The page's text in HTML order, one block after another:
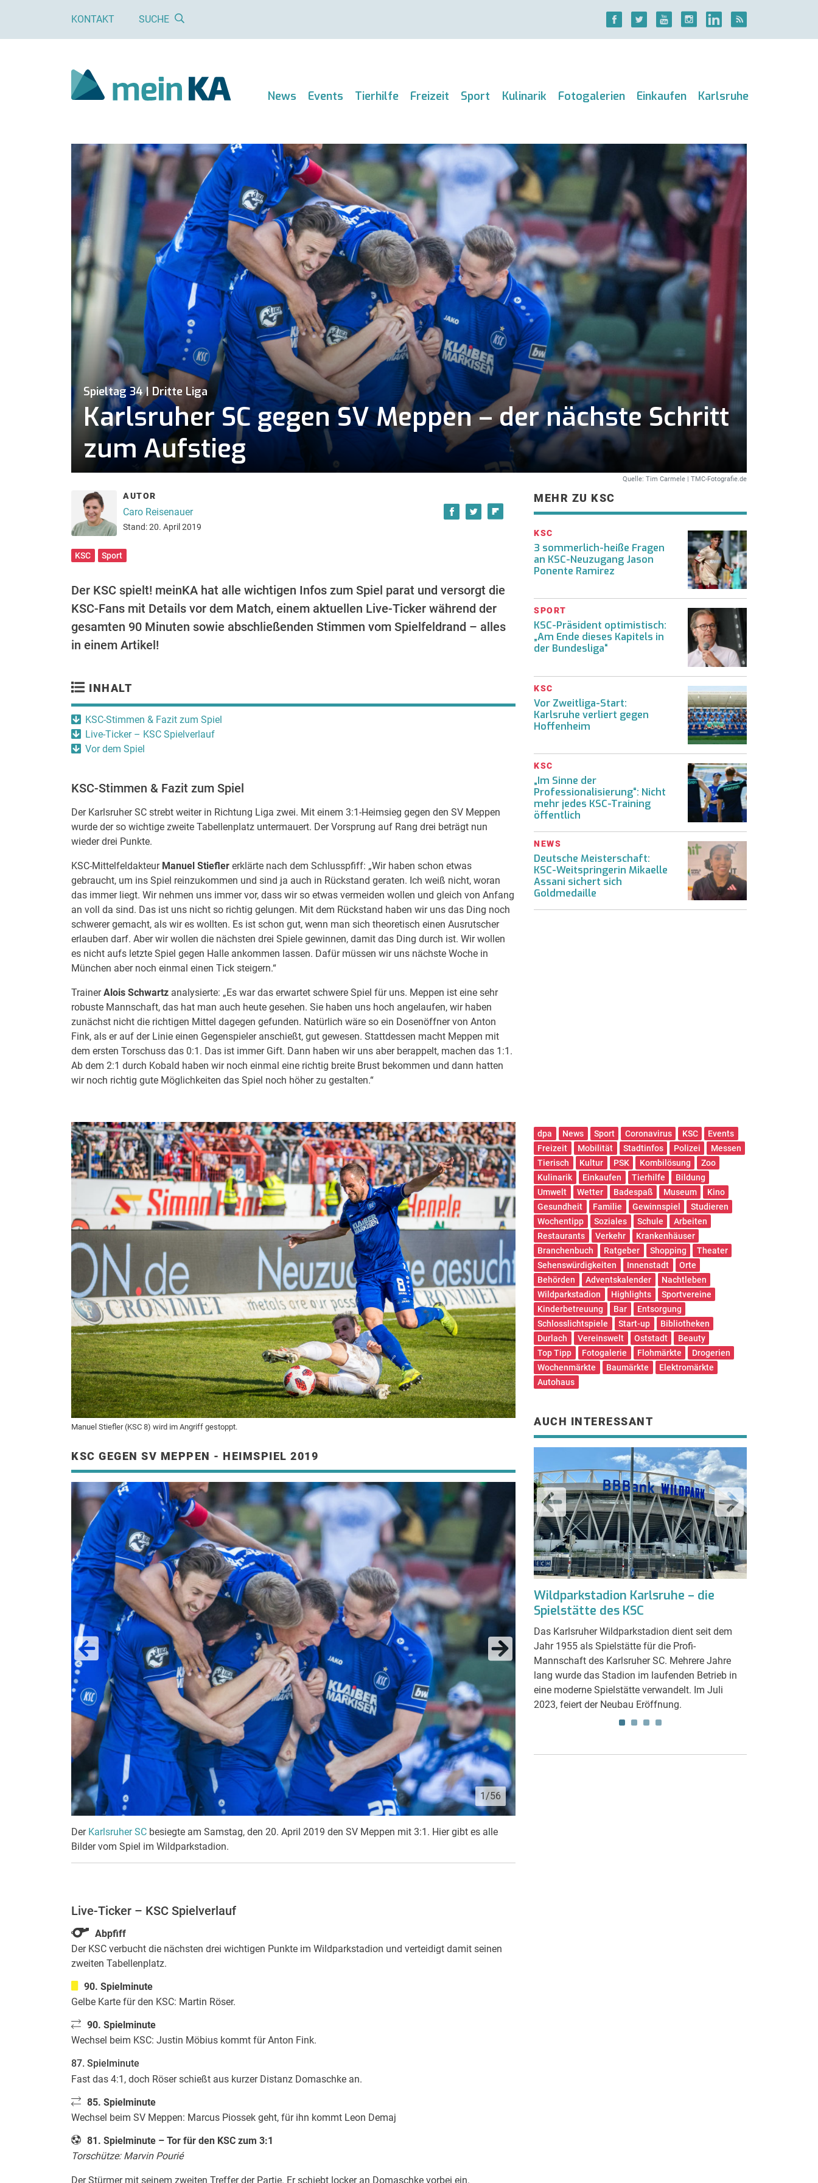
KONTAKT SUCHE
News Events Tierhilfe Freizeit Sport Kulinarik Fotogalerien Einkaufen Karlsruhe
Spieltag 34 | Dritte Liga
Karlsruher SC gegen SV Meppen – der nächste Schritt
zum Aufstieg
Quelle: Tim Carmele | TMC-Fotografie.de
AUTOR
Caro Reisenauer
Stand: 20. April 2019
KSC Sport
Der KSC spielt! meinKA hat alle wichtigen Infos zum Spiel parat und versorgt die
KSC-Fans mit Details vor dem Match, einem aktuellen Live-Ticker während der
gesamten 90 Minuten sowie abschließenden Stimmen vom Spielfeldrand – alles
in einem Artikel!
INHALT
KSC-Stimmen & Fazit zum Spiel
Live-Ticker – KSC Spielverlauf
Vor dem Spiel
KSC-Stimmen & Fazit zum Spiel
Der Karlsruher SC strebt weiter in Richtung Liga zwei. Mit einem 3:1-Heimsieg gegen den SV Meppen
wurde der so wichtige zweite Tabellenplatz untermauert. Der Vorsprung auf Rang drei beträgt nun
wieder drei Punkte.
KSC-Mittelfeldakteur Manuel Stiefler erklärte nach dem Schlusspfiff: „Wir haben schon etwas
gebraucht, um ins Spiel reinzukommen und sind ja auch in Rückstand geraten. Ich weiß nicht, woran
das immer liegt. Wir nehmen uns immer vor, dass wir so etwas vermeiden wollen und gleich von Anfang
an voll da sind. Das ist uns nicht so richtig gelungen. Mit dem Rückstand haben wir uns das Ding noch
schwerer gemacht, als wir es wollten. Es ist schon gut, wenn man sich theoretisch einen Ausrutscher
erlauben darf. Aber wir wollen die nächsten drei Spiele gewinnen, damit das Ding durch ist. Wir wollen
es nicht aufs letzte Spiel gegen Halle ankommen lassen. Dafür müssen wir uns nächste Woche in
München aber noch einmal einen Tick steigern.“
TrainerAlois Schwartz analysierte: „Es war das erwartet schwere Spiel für uns. Meppen ist eine sehr
robuste Mannschaft, das hat man auch heute gesehen. Sie haben uns hoch angelaufen, wir haben
zunächst nicht die richtigen Mittel dagegen gefunden. Natürlich wäre so ein Dosenöffner von Anton
Fink, als er auf der Linie einen Gegenspieler anschießt, gut gewesen. Stattdessen macht Meppen mit
dem ersten Torschuss das 0:1. Das ist immer Gift. Dann haben wir uns aber berappelt, machen das 1:1.
Ab dem 2:1 durch Kobald haben wir noch einmal eine richtig breite Brust bekommen und dann hatten
wir noch richtig gute Möglichkeiten das Spiel noch höher zu gestalten.“
Manuel Stiefler (KSC 8) wird im Angriff gestoppt.
KSC GEGEN SV MEPPEN - HEIMSPIEL 2019
1/56
Der Karlsruher SC besiegte am Samstag, den 20. April 2019 den SV Meppen mit 3:1. Hier gibt es alle
Bilder vom Spiel im Wildparkstadion.
Live-Ticker – KSC Spielverlauf
Abpfiff
Der KSC verbucht die nächsten drei wichtigen Punkte im Wildparkstadion und verteidigt damit seinen
zweiten Tabellenplatz.
90. Spielminute
Gelbe Karte für den KSC: Martin Röser.
90. Spielminute
Wechsel beim KSC: Justin Möbius kommt für Anton Fink.
87. Spielminute
Fast das 4:1, doch Röser schießt aus kurzer Distanz Domaschke an.
85. Spielminute
Wechsel beim SV Meppen: Marcus Piossek geht, für ihn kommt Leon Demaj
81. Spielminute – Tor für den KSC zum 3:1
Torschütze: Marvin Pourié
Der Stürmer mit seinem zweiten Treffer der Partie. Er schiebt locker an Domaschke vorbei ein.
MEHR ZU KSC
KSC
3 sommerlich-heiße Fragen
an KSC-Neuzugang Jason
Ponente Ramirez
SPORT
KSC-Präsident optimistisch:
„Am Ende dieses Kapitels in
der Bundesliga“
KSC
Vor Zweitliga-Start:
Karlsruhe verliert gegen
Hoffenheim
KSC
„Im Sinne der
Professionalisierung“: Nicht
mehr jedes KSC-Training
öffentlich
NEWS
Deutsche Meisterschaft:
KSC-Weitspringerin Mikaelle
Assani sichert sich
Goldmedaille
dpa News Sport Coronavirus KSC
Events
Freizeit
Mobilität Stadtinfos Polizei
Messen
Tierisch
Kultur PSK Kombilösung
Zoo
Kulinarik
Einkaufen Tierhilfe
Bildung
Umwelt
Wetter Badespaß Museum
Kino
Gesundheit
Familie Gewinnspiel
Studieren
Wochentipp
Soziales Schule
Arbeiten
Restaurants
Verkehr
Krankenhäuser
Branchenbuch
Ratgeber Shopping
Theater
Sehenswürdigkeiten
Innenstadt
Orte
Behörden
Adventskalender
Nachtleben
Wildparkstadion
Highlights
Sportvereine
Kinderbetreuung
Bar
Entsorgung
Schlosslichtspiele
Start-up
Bibliotheken
Durlach
Vereinswelt Oststadt
Beauty
Top Tipp
Fotogalerie Flohmärkte
Drogerien
Wochenmärkte
Baumärkte
Elektromärkte
Autohaus
AUCH INTERESSANT
Turmbergrennen in Karlsruhe – wenn
der Durlacher Hausberg ruft!
Es ist ein kurzes, aber nicht gerade leichtes
Radrennen: Das Turmbergrennen in Karlsruhe ist
bei den Radsportlern der Region mittlerweile eine
feste Größe. Die Staffelwertung oder das
Kinderhänger-Rennen sorgen auch bei den
Zuschauern für Spannung.
Wildparkstadion Karlsruhe – die
Spielstätte des KSC
Das Karlsruher Wildparkstadion dient seit dem
Jahr 1955 als Spielstätte für die Profi-
Mannschaft des Karlsruher SC. Mehrere Jahre
lang wurde das Stadion im laufenden Betrieb in
eine moderne Spielstätte verwandelt. Im Juli
2023, feiert der Neubau Eröffnung.